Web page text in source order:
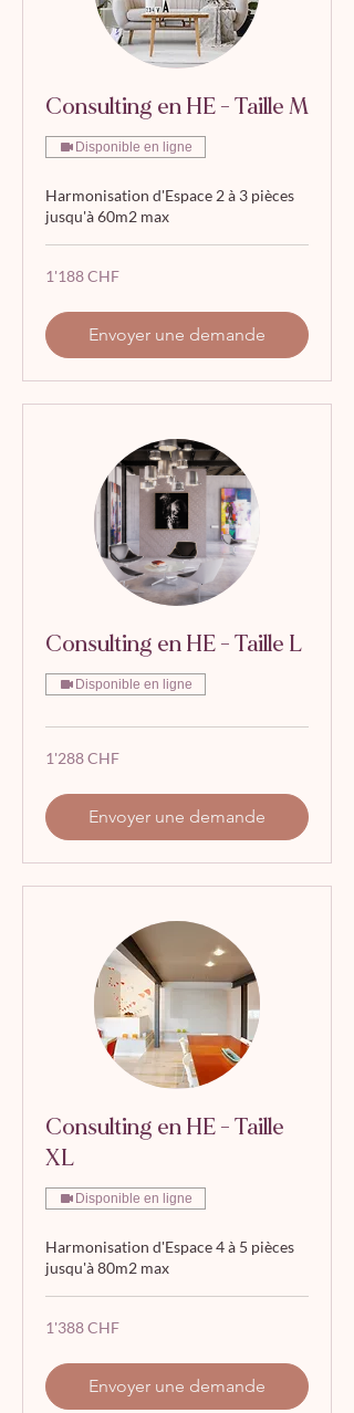
Consulting en HE - Taille M
Disponible en ligne
Harmonisation d'Espace 2 à 3 pièces
jusqu'à 60m2 max
1'188
francs
1'188 CHF
Envoyer une demande
Consulting en HE - Taille L
Disponible en ligne
1'288
francs
1'288 CHF
Envoyer une demande
Consulting en HE - Taille
XL
Disponible en ligne
Harmonisation d'Espace 4 à 5 pièces
jusqu'à 80m2 max
1'388
francs
1'388 CHF
Envoyer une demande